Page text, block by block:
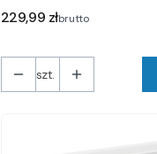
Cena
229,99 złbrutto
szt.